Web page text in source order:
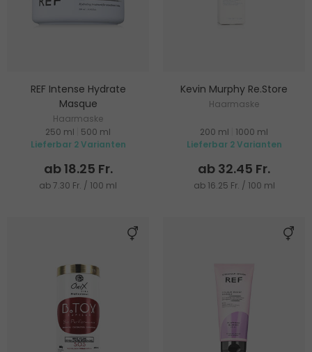
REF Intense Hydrate
Masque
Haarmaske
250 ml
500 ml
Lieferbar 2 Varianten
ab 18.25 Fr.
ab 7.30 Fr. / 100 ml
Kevin Murphy Re.Store
Haarmaske
200 ml
1000 ml
Lieferbar 2 Varianten
ab 32.45 Fr.
ab 16.25 Fr. / 100 ml